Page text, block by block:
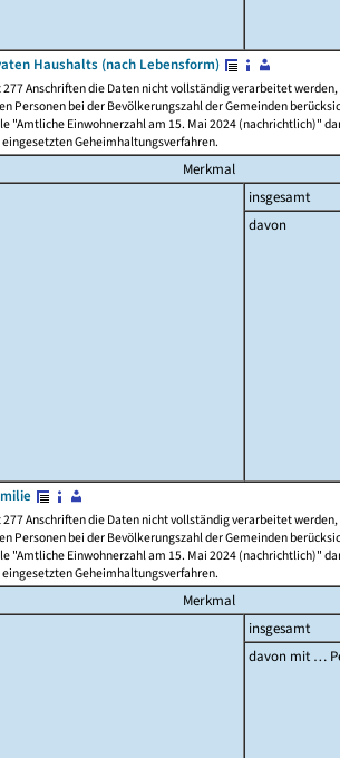
Haushalts (nach Lebensform)
Anschriften die Daten nicht vollständig verarbeitet
Personen bei der Bevölkerungszahl der Gemeinden
"Amtliche Einwohnerzahl am 15. Mai 2024 (nachrichtlich)"
Geheimhaltungsverfahren.
Merkmal
insgesamt
davon
Anschriften die Daten nicht vollständig verarbeitet
Personen bei der Bevölkerungszahl der Gemeinden
"Amtliche Einwohnerzahl am 15. Mai 2024 (nachrichtlich)"
Geheimhaltungsverfahren.
Merkmal
insgesamt
davon mit …